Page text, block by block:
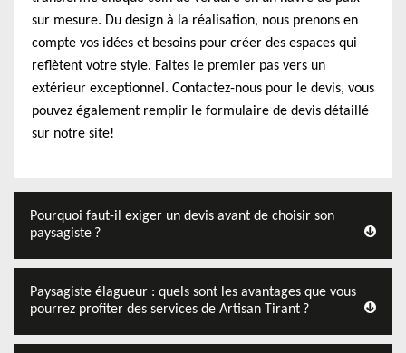
sur mesure. Du design à la réalisation, nous prenons en
compte vos idées et besoins pour créer des espaces qui
reflètent votre style. Faites le premier pas vers un
extérieur exceptionnel. Contactez-nous pour le devis, vous
pouvez également remplir le formulaire de devis détaillé
sur notre site!
Pourquoi faut-il exiger un devis avant de choisir son
paysagiste ?
Paysagiste élagueur : quels sont les avantages que vous
pourrez profiter des services de Artisan Tirant ?